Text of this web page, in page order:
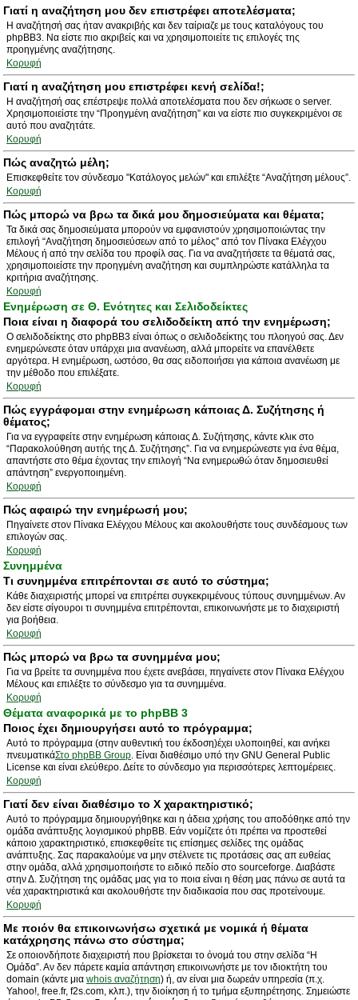
Γιατί η αναζήτηση μου δεν επιστρέφει αποτελέσματα;
Η αναζήτησή σας ήταν ανακριβής και δεν ταίριαζε με τους καταλόγους του
phpBB3. Να είστε πιο ακριβείς και να χρησιμοποιείτε τις επιλογές της
προηγμένης αναζήτησης.
Κορυφή
Γιατί η αναζήτηση μου επιστρέφει κενή σελίδα!;
Η αναζήτησή σας επέστρεψε πολλά αποτελέσματα που δεν σήκωσε ο server.
Χρησιμοποιείστε την “Προηγμένη αναζήτηση” και να είστε πιο συγκεκριμένοι σε
αυτό που αναζητάτε.
Κορυφή
Πώς αναζητώ μέλη;
Επισκεφθείτε τον σύνδεσμο "Κατάλογος μελών" και επιλέξτε “Αναζήτηση μέλους”.
Κορυφή
Πώς μπορώ να βρω τα δικά μου δημοσιεύματα και θέματα;
Τα δικά σας δημοσιεύματα μπορούν να εμφανιστούν χρησιμοποιώντας την
επιλογή “Αναζήτηση δημοσιεύσεων από το μέλος” από τον Πίνακα Ελέγχου
Μέλους ή από την σελίδα του προφίλ σας. Για να αναζητήσετε τα θέματά σας,
χρησιμοποιείστε την προηγμένη αναζήτηση και συμπληρώστε κατάλληλα τα
κριτήρια αναζήτησης.
Κορυφή
Ενημέρωση σε Θ. Ενότητες και Σελιδοδείκτες
Ποια είναι η διαφορά του σελιδοδείκτη από την ενημέρωση;
Ο σελιδοδείκτης στο phpBB3 είναι όπως ο σελιδοδείκτης του πλοηγού σας. Δεν
ενημερώνεστε όταν υπάρχει μια ανανέωση, αλλά μπορείτε να επανέλθετε
αργότερα. Η ενημέρωση, ωστόσο, θα σας ειδοποιήσει για κάποια ανανέωση με
την μέθοδο που επιλέξατε.
Κορυφή
Πώς εγγράφομαι στην ενημέρωση κάποιας Δ. Συζήτησης ή
θέματος;
Για να εγγραφείτε στην ενημέρωση κάποιας Δ. Συζήτησης, κάντε κλικ στο
“Παρακολούθηση αυτής της Δ. Συζήτησης”. Για να ενημερώνεστε για ένα θέμα,
απαντήστε στο θέμα έχοντας την επιλογή “Να ενημερωθώ όταν δημοσιευθεί
απάντηση” ενεργοποιημένη.
Κορυφή
Πώς αφαιρώ την ενημέρωσή μου;
Πηγαίνετε στον Πίνακα Ελέγχου Μέλους και ακολουθήστε τους συνδέσμους των
επιλογών σας.
Κορυφή
Συνημμένα
Τι συνημμένα επιτρέπονται σε αυτό το σύστημα;
Κάθε διαχειριστής μπορεί να επιτρέπει συγκεκριμένους τύπους συνημμένων. Αν
δεν είστε σίγουροι τι συνημμένα επιτρέπονται, επικοινωνήστε με το διαχειριστή
για βοήθεια.
Κορυφή
Πώς μπορώ να βρω τα συνημμένα μου;
Για να βρείτε τα συνημμένα που έχετε ανεβάσει, πηγαίνετε στον Πίνακα Ελέγχου
Μέλους και επιλέξτε το σύνδεσμο για τα συνημμένα.
Κορυφή
Θέματα αναφορικά με το phpBB 3
Ποιος έχει δημιουργήσει αυτό το πρόγραμμα;
Αυτό το πρόγραμμα (στην αυθεντική του έκδοση)έχει υλοποιηθεί, και ανήκει
πνευματικάΣτο phpBB Group. Είναι διαθέσιμο υπό την GNU General Public
License και είναι ελεύθερο. Δείτε το σύνδεσμο για περισσότερες λεπτομέρειες.
Κορυφή
Γιατί δεν είναι διαθέσιμο το Χ χαρακτηριστικό;
Αυτό το πρόγραμμα δημιουργήθηκε και η άδεια χρήσης του αποδόθηκε από την
ομάδα ανάπτυξης λογισμικού phpBB. Εάν νομίζετε ότι πρέπει να προστεθεί
κάποιο χαρακτηριστικό, επισκεφθείτε τις επίσημες σελίδες της ομάδας
ανάπτυξης. Σας παρακαλούμε να μην στέλνετε τις προτάσεις σας απ ευθείας
στην ομάδα, αλλά χρησιμοποιήστε το ειδικό πεδίο στο sourceforge. Διαβάστε
στην Δ. Συζήτηση της ομάδας μας για το ποια είναι η θέση μας πάνω σε αυτά τα
νέα χαρακτηριστικά και ακολουθήστε την διαδικασία που σας προτείνουμε.
Κορυφή
Με ποιόν θα επικοινωνήσω σχετικά με νομικά ή θέματα
κατάχρησης πάνω στο σύστημα;
Σε οποιονδήποτε διαχειριστή που βρίσκεται το όνομά του στην σελίδα “Η
Ομάδα”. Αν δεν πάρετε καμία απάντηση επικοινωνήστε με τον ιδιοκτήτη του
domain (κάντε μια whois αναζήτηση) ή, αν είναι μια δωρεάν υπηρεσία (π.χ.
Yahoo!, free.fr, f2s.com, κλπ.), την διοίκηση ή το τμήμα εξυπηρέτησης. Σημειώστε